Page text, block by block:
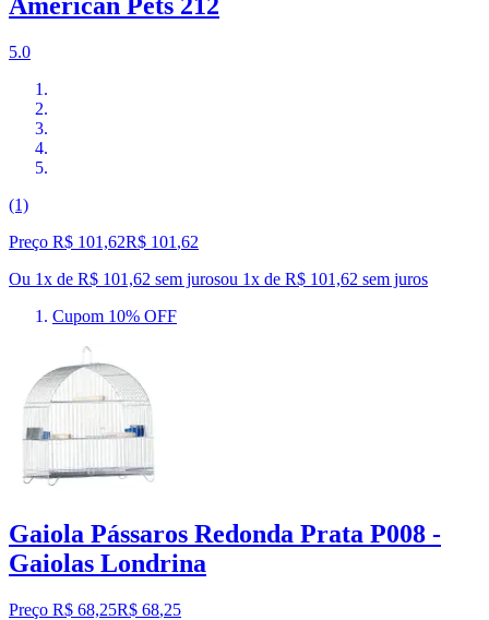
American Pets 212
5.0
(1)
Preço R$ 101,62R$ 101 ,62
Ou 1x de R$ 101,62 sem jurosou 1x de R$ 101,62 sem juros
Cupom 10% OFF
Gaiola Pássaros Redonda Prata P008 -
Gaiolas Londrina
Preço R$ 68,25R$ 68,25